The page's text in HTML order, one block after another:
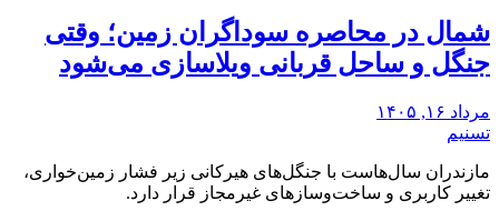
شمال در محاصره سوداگران زمین؛ وقتی
جنگل و ساحل قربانی ویلاسازی می‌شود
مرداد ۱۶, ۱۴۰۵
تسنیم
مازندران سال‌هاست با جنگل‌های هیرکانی زیر فشار زمین‌خواری،
تغییر کاربری و ساخت‌وسازهای غیرمجاز قرار دارد.